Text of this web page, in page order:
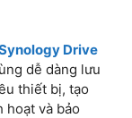
Drive
dễ dàng lưu
thiết bị, tạo
hoạt và bảo